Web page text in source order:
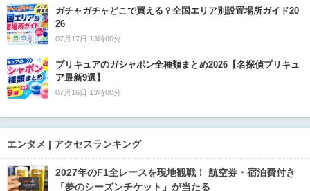
ガチャガチャどこで買える？全国エリア別設置場所ガイド20
26
07月17日 13時00分
プリキュアのガシャポン全種類まとめ2026【名探偵プリキュ
ア最新9選】
07月16日 13時00分
エンタメ | アクセスランキング
2027年のF1全レースを現地観戦！ 航空券・宿泊費付き
「夢のシーズンチケット」が当たる